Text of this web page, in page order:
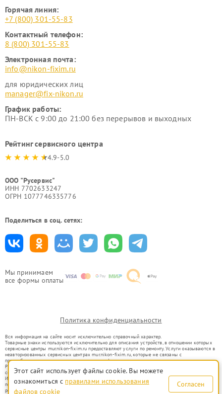
Мы принимаем
все формы оплаты
Горячая линия:
+7 (800) 301-55-83
Контактный телефон:
8 (800) 301-55-83
Электронная почта:
info@nikon-fixim.ru
для юридических лиц
manager@fix-nikon.ru
График работы:
ПН-ВСК с 9:00 до 21:00 без перерывов и выходных
Рейтинг сервисного центра
4.9-5.0
ООО "Русервис"
ИНН 7702633247
ОГРН 1077746335776
Поделиться в соц. сетях:
Политика конфиденциальности
Вся информация на сайте носит исключительно справочный характер.
Товарные знаки используются исключительно для описания устройств, в отношении которых
сервисные центры mur.nikon-fixim.ru предоставляют услуги по ремонту. Услуги оказываются в
неавторизованных сервисных центрах mur.nikon-fixim.ru, которые не связаны с
правообладателями товарных знаков или их официальными представителями.
Ремонт осуществляется для устройств, уже введенных в гражданский оборот в соответствии
со статьей 1487 ГК РФ.
Использование товарных знаков не преследует цели индивидуализации услуг или введения
потребителей в заблуждение, а служит для информирования о предоставляемых услугах по
ремонту техники указанных брендов.
Этот сайт использует файлы cookie. Вы можете
ознакомиться с правилами использования
файлов cookie
Согласен